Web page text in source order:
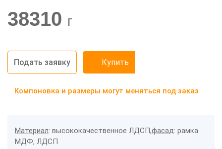
38310 г
Подать заявку Купить
Компоновка и размеры могут меняться под заказ
Материал: высококачественное ЛДСП,фасад: рамка
МДФ, ЛДСП